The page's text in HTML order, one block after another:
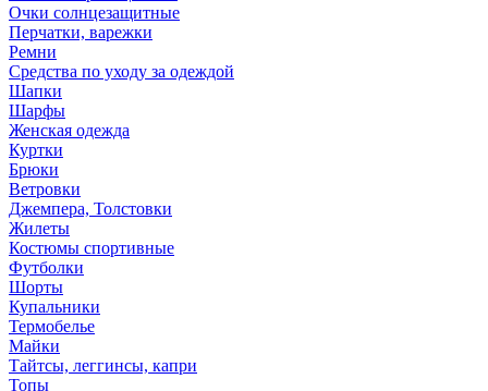
Очки солнцезащитные
Перчатки, варежки
Ремни
Средства по уходу за одеждой
Шапки
Шарфы
Женская одежда
Куртки
Брюки
Ветровки
Джемпера, Толстовки
Жилеты
Костюмы спортивные
Футболки
Шорты
Купальники
Термобелье
Майки
Тайтсы, леггинсы, капри
Топы